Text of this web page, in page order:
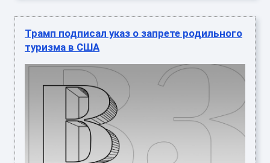
Трамп подписал указ о запрете родильного
туризма в США